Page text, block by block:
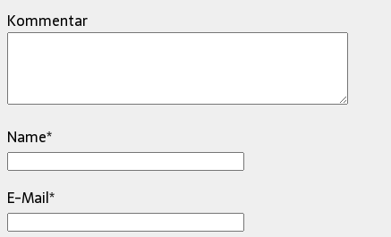
Kommentar
Name*
E-Mail*